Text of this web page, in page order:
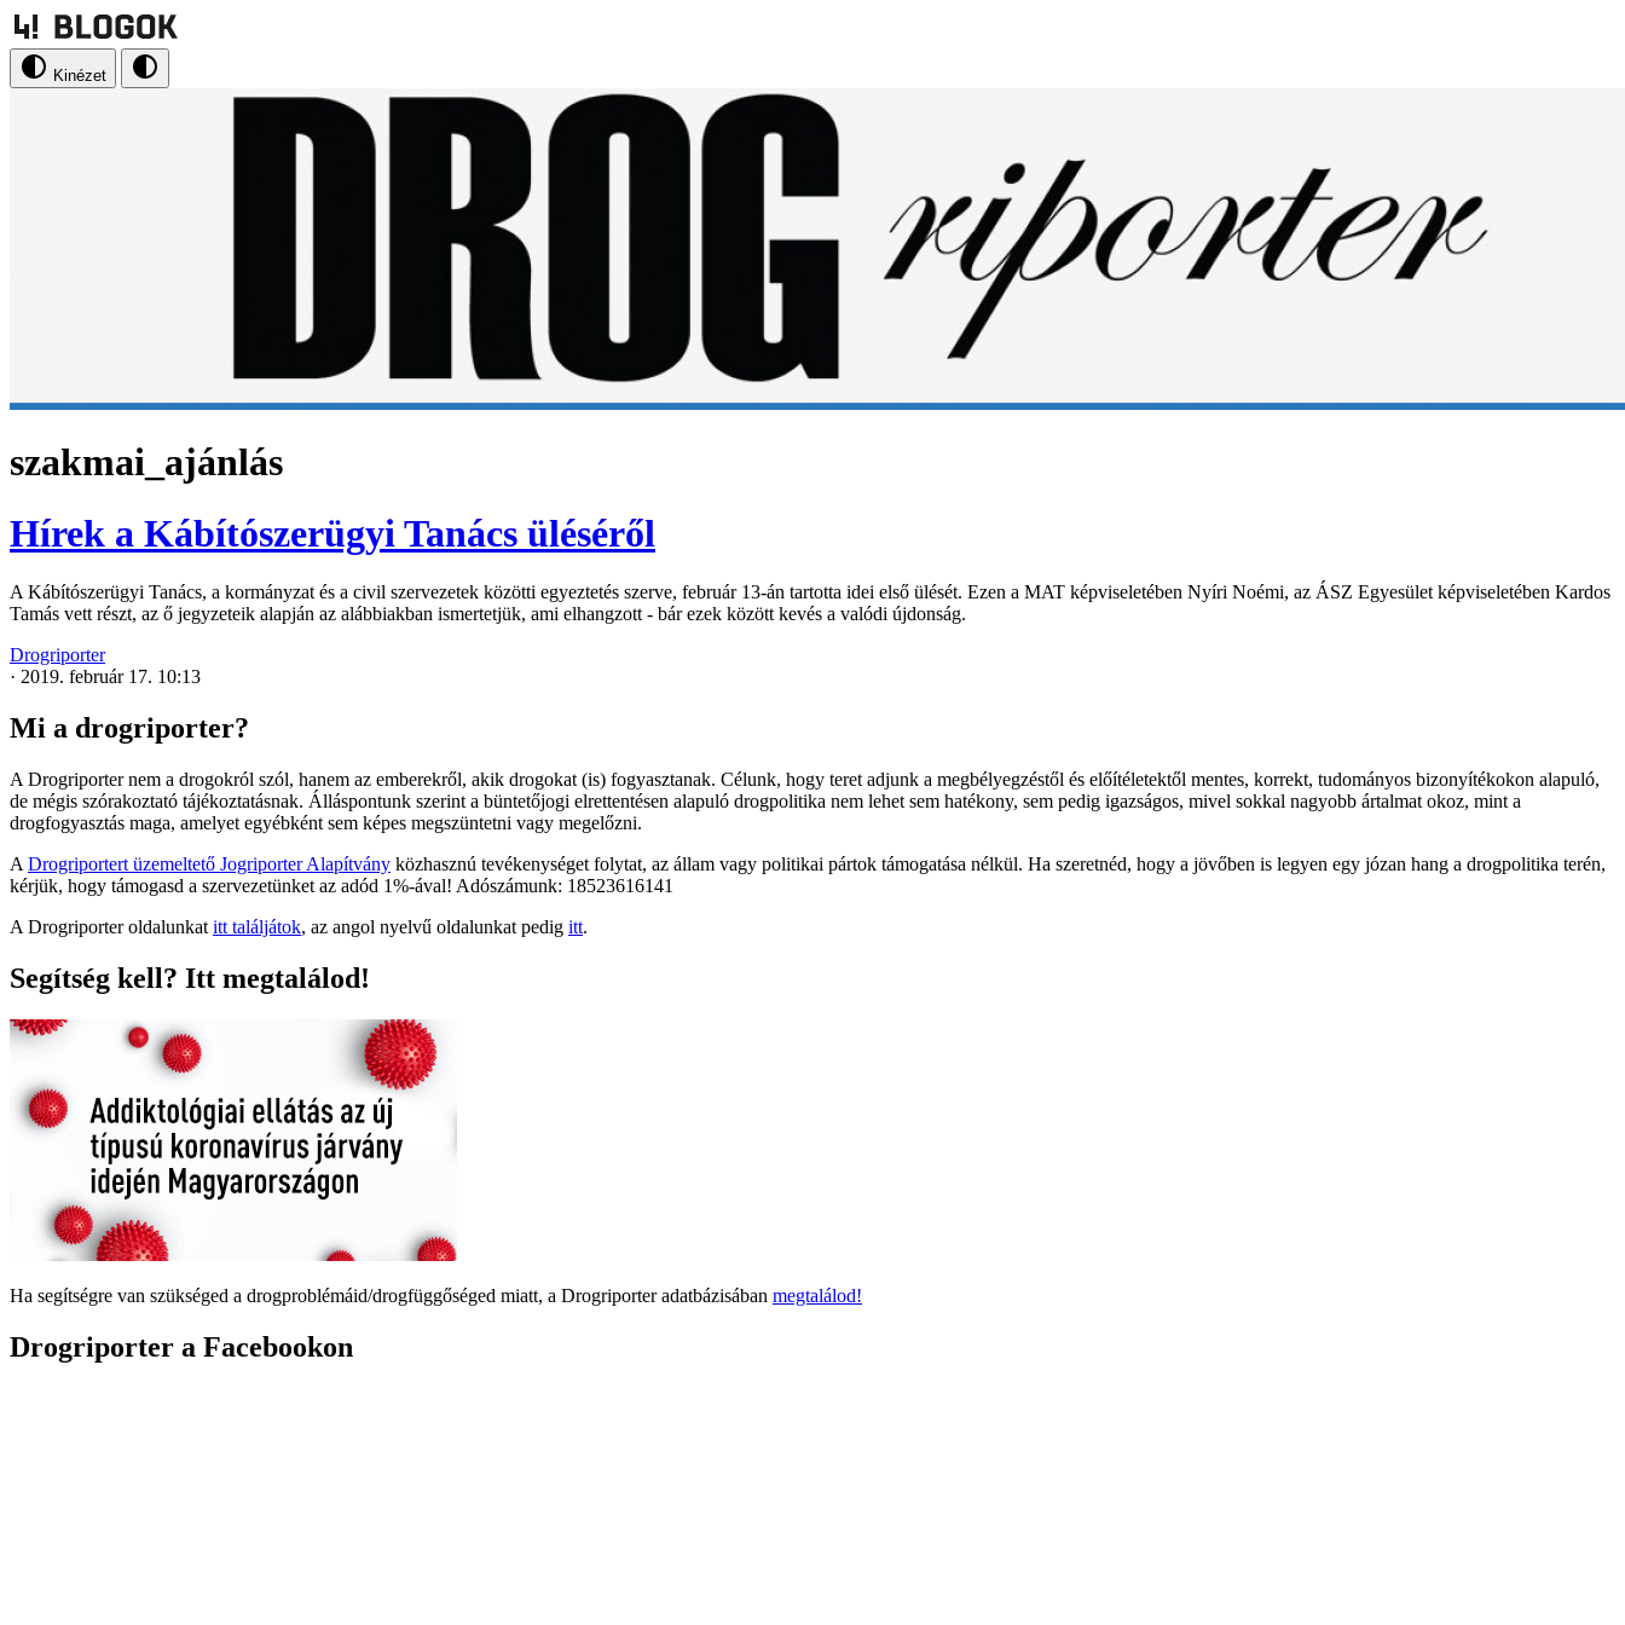
Kinézet
szakmai_ajánlás
Hírek a Kábítószerügyi Tanács üléséről
A Kábítószerügyi Tanács, a kormányzat és a civil szervezetek közötti egyeztetés szerve, február 13-án tartotta idei első ülését. Ezen a MAT képviseletében Nyíri Noémi, az ÁSZ Egyesület képviseletében Kardos
Tamás vett részt, az ő jegyzeteik alapján az alábbiakban ismertetjük, ami elhangzott - bár ezek között kevés a valódi újdonság.
Drogriporter
· 2019. február 17. 10:13
Mi a drogriporter?
A Drogriporter nem a drogokról szól, hanem az emberekről, akik drogokat (is) fogyasztanak. Célunk, hogy teret adjunk a megbélyegzéstől és előítéletektől mentes, korrekt, tudományos bizonyítékokon alapuló,
de mégis szórakoztató tájékoztatásnak. Álláspontunk szerint a büntetőjogi elrettentésen alapuló drogpolitika nem lehet sem hatékony, sem pedig igazságos, mivel sokkal nagyobb ártalmat okoz, mint a
drogfogyasztás maga, amelyet egyébként sem képes megszüntetni vagy megelőzni.
A Drogriportert üzemeltető Jogriporter Alapítvány közhasznú tevékenységet folytat, az állam vagy politikai pártok támogatása nélkül. Ha szeretnéd, hogy a jövőben is legyen egy józan hang a drogpolitika terén,
kérjük, hogy támogasd a szervezetünket az adód 1%-ával! Adószámunk: 18523616141
A Drogriporter oldalunkat itt találjátok, az angol nyelvű oldalunkat pedig itt.
Segítség kell? Itt megtalálod!
Ha segítségre van szükséged a drogproblémáid/drogfüggőséged miatt, a Drogriporter adatbázisában megtalálod!
Drogriporter a Facebookon